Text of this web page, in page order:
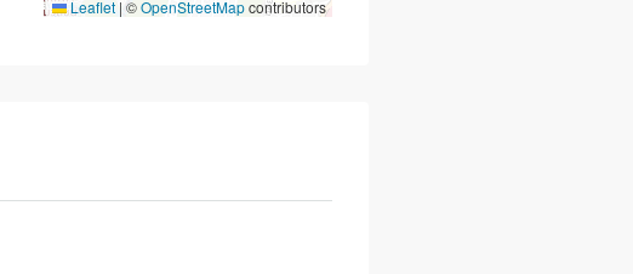
Leaflet | ©OpenStreetMapcontributors